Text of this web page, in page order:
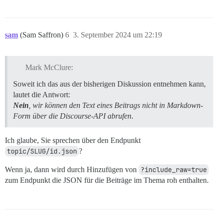
sam (Sam Saffron) 3. September 2024 um 22:19
6
Mark McClure:
Soweit ich das aus der bisherigen Diskussion entnehmen kann,
lautet die Antwort:
Nein , wir können den Text eines Beitrags nicht in Markdown-
Form über die Discourse-API abrufen.
Ich glaube, Sie sprechen über den Endpunkt
topic/SLUG/id.json ?
Wenn ja, dann wird durch Hinzufügen von ?include_raw=true
zum Endpunkt die JSON für die Beiträge im Thema roh enthalten.